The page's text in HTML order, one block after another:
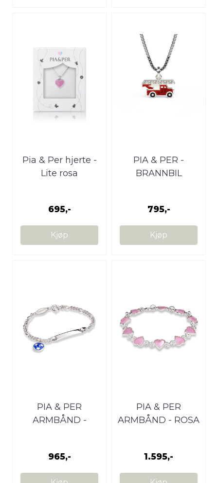
Pia & Per hjerte -
Lite rosa
695,-
Kjøp
PIA & PER -
BRANNBIL
795,-
Kjøp
PIA & PER
ARMBÅND -
965,-
PIA & PER
ARMBÅND - ROSA
1.595,-